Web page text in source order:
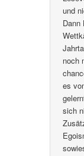
und
Dann
noch
es
sich